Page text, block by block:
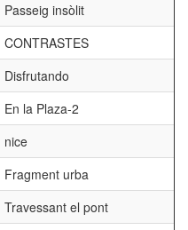
Passeig insòlit
CONTRASTES
Disfrutando
En la Plaza-2
nice
Fragment urba
Travessant el pont